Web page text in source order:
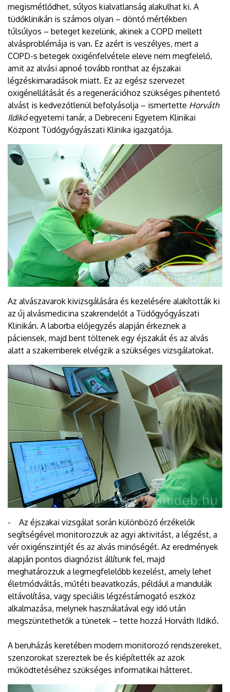
megismétlődhet, súlyos kialvatlanság alakulhat ki. A
tüdőklinikán is számos olyan – döntő mértékben
túlsúlyos – beteget kezelünk, akinek a COPD mellett
alvásproblémája is van. Ez azért is veszélyes, mert a
COPD-s betegek oxigénfelvétele eleve nem megfelelő,
amit az alvási apnoé tovább ronthat az éjszakai
légzéskimaradások miatt. Ez az egész szervezet
oxigénellátását és a regenerációhoz szükséges pihentető
alvást is kedvezőtlenül befolyásolja – ismertette Horváth
Ildikóegyetemi tanár, a Debreceni Egyetem Klinikai
Központ Tüdőgyógyászati Klinika igazgatója.
Az alvászavarok kivizsgálására és kezelésére alakították ki
az új alvásmedicina szakrendelőt a Tüdőgyógyászati
Klinikán. A laborba előjegyzés alapján érkeznek a
páciensek, majd bent töltenek egy éjszakát és az alvás
alatt a szakemberek elvégzik a szükséges vizsgálatokat.
- Az éjszakai vizsgálat során különböző érzékelők
segítségével monitorozzuk az agyi aktivitást, a légzést, a
vér oxigénszintjét és az alvás minőségét. Az eredmények
alapján pontos diagnózist állítunk fel, majd
meghatározzuk a legmegfelelőbb kezelést, amely lehet
életmódváltás, műtéti beavatkozás, például a mandulák
eltávolítása, vagy speciális légzéstámogató eszköz
alkalmazása, melynek használatával egy idő után
megszüntethetők a tünetek – tette hozzá Horváth Ildikó.
A beruházás keretében modern monitorozó rendszereket,
szenzorokat szereztek be és kiépítették az azok
működtetéséhez szükséges informatikai hátteret.